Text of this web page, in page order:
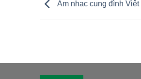
Âm nhạc cung đình